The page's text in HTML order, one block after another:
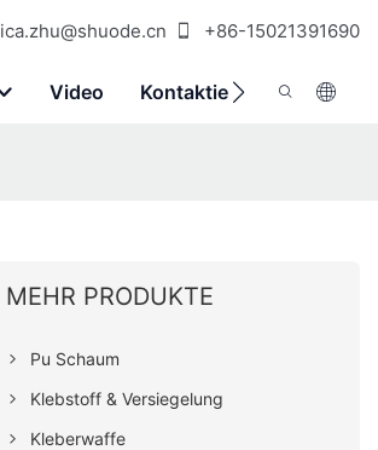
+86-15021391690
Video Kontaktieren Sie Uns
MEHR PRODUKTE
Pu Schaum
Klebstoff & Versiegelung
Kleberwaffe